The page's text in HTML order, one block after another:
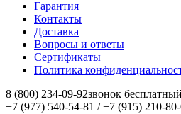
Гарантия
Контакты
Доставка
Вопросы и ответы
Сертификаты
Политика
8 (800) 234-09-92звонок бесплатный
+7 (977) 540-54-81 / +7 (915) 210-80-